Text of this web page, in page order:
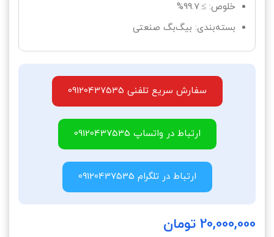
خلوص: ≥ 99.7%
بسته‌بندی: بیگ‌بگ صنعتی
سفارش سریع تلفنی 09120437535
ارتباط در واتساپ 09120437535
ارتباط در تلگرام 09120437535
20,000,000 تومان